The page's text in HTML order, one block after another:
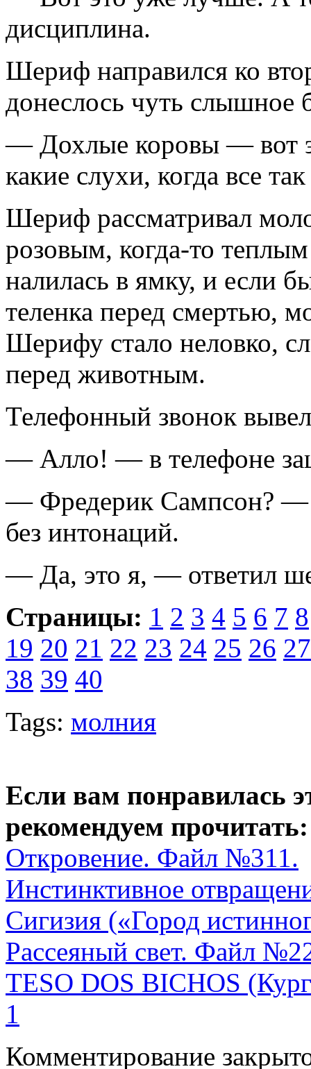
дисциплина.
Шериф направился ко
донеслось чуть слышное
— Дохлые коровы — вот
какие слухи, когда все
Шериф рассматривал
розовым, когда-то
налилась в ямку, и если
теленка перед смертью,
Шерифу стало неловко,
перед животным.
Телефонный звонок
— Алло! — в телефоне
— Фредерик Сампсон? —
без интонаций.
— Да, это я, — ответил
Страницы: 1 2 3 4 5 6 7 8
19 20 21 22 23 24 25 26 27
38 39 40
Tags: молния
Если вам понравилась
рекомендуем прочитать:
Откровение. Файл №311.
Инстинктивное
Сигизия («Город
Рассеяный свет. Файл
TESO DOS BICHOS
1
Комментирование